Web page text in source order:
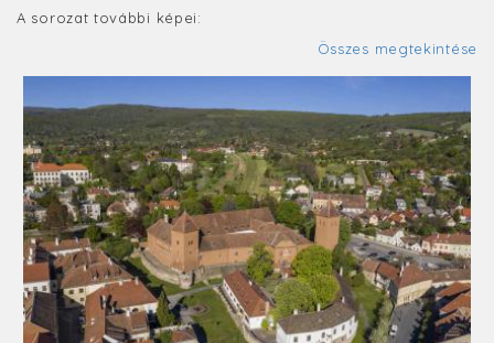
A sorozat további képei:
Összes megtekintése